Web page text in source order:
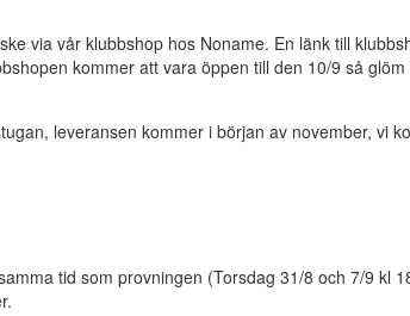
via vår klubbshop hos Noname. En länk till
kommer att vara öppen till den 10/9 så glöm
leveransen kommer i början av november, vi
tid som provningen (Torsdag 31/8 och 7/9 kl